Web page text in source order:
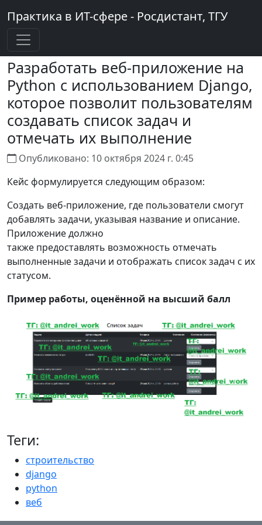
Практика в ИТ-сфере - Росдистант, ТГУ
Разработать веб-приложение на
Python с использованием Django,
которое позволит пользователям
создавать список задач и
отмечать их выполнение
Опубликовано: 10 октября 2024 г. 0:45
Кейс формулируется следующим образом:
Создать веб-приложение, где пользователи смогут
добавлять задачи, указывая название и описание.
Приложение должно
также предоставлять возможность отмечать
выполненные задачи и отображать список задач с их
статусом.
Пример работы, оценённой на высший балл
Предыдущий
Теги:
строительство
django
python
веб